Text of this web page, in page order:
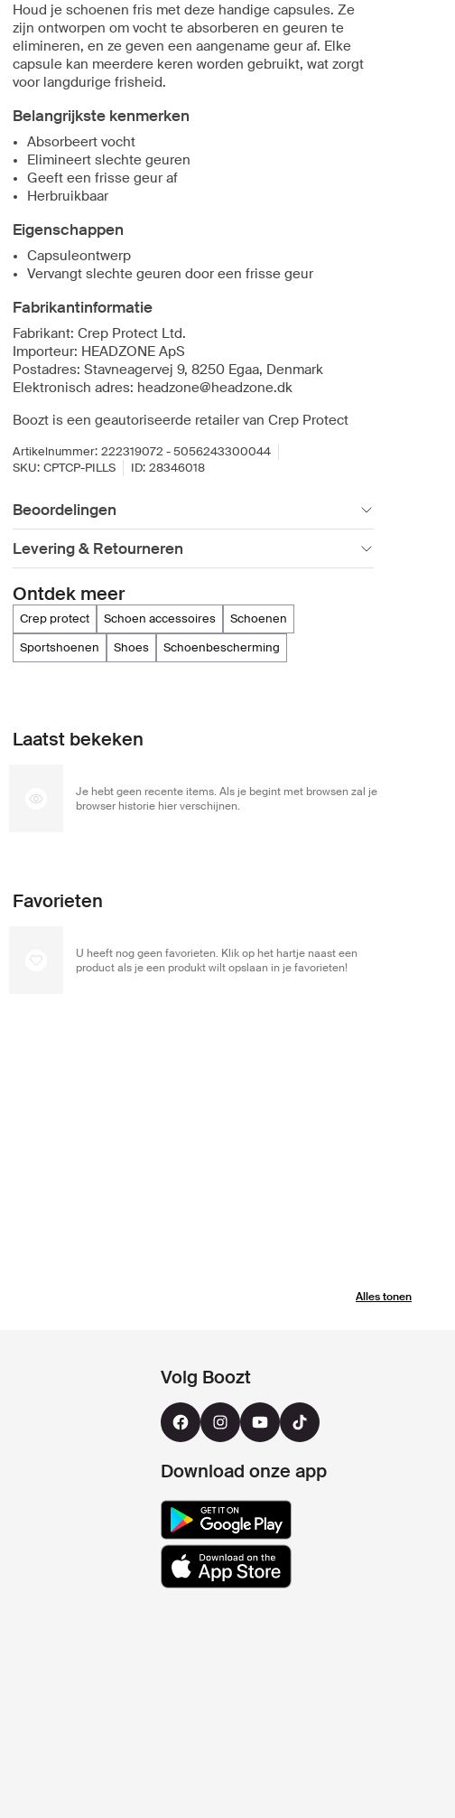
Houd je schoenen fris met deze handige capsules. Ze
zijn ontworpen om vocht te absorberen en geuren te
elimineren, en ze geven een aangename geur af. Elke
capsule kan meerdere keren worden gebruikt, wat zorgt
voor langdurige frisheid.
Belangrijkste kenmerken
Absorbeert vocht
Elimineert slechte geuren
Geeft een frisse geur af
Herbruikbaar
Eigenschappen
Capsuleontwerp
Vervangt slechte geuren door een frisse geur
Fabrikantinformatie
Fabrikant: Crep Protect Ltd.
Importeur: HEADZONE ApS
Postadres: Stavneagervej 9, 8250 Egaa, Denmark
Elektronisch adres: headzone@headzone.dk
Boozt is een geautoriseerde retailer van Crep Protect
Artikelnummer: 222319072 - 5056243300044
SKU: CPTCP-PILLS ID: 28346018
Beoordelingen
Levering & Retourneren
Ontdek meer
crep protect schoen accessoires
schoenen
sportshoenen
shoes schoenbescherming
Laatst bekeken
Je hebt geen recente items. Als je begint met browsen zal je
browser historie hier verschijnen.
Favorieten
U heeft nog geen favorieten. Klik op het hartje naast een
product als je een produkt wilt opslaan in je favorieten!
Alles tonen
Volg Boozt
Download onze app